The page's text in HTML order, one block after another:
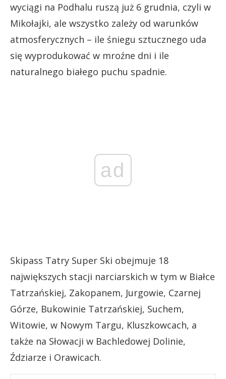
wyciągi na Podhalu ruszą już 6 grudnia, czyli w
Mikołajki, ale wszystko zależy od warunków
atmosferycznych – ile śniegu sztucznego uda
się wyprodukować w mroźne dni i ile
naturalnego białego puchu spadnie.
ad
Skipass Tatry Super Ski obejmuje 18
największych stacji narciarskich w tym w Białce
Tatrzańskiej, Zakopanem, Jurgowie, Czarnej
Górze, Bukowinie Tatrzańskiej, Suchem,
Witowie, w Nowym Targu, Kluszkowcach, a
także na Słowacji w Bachledowej Dolinie,
Ździarze i Orawicach.